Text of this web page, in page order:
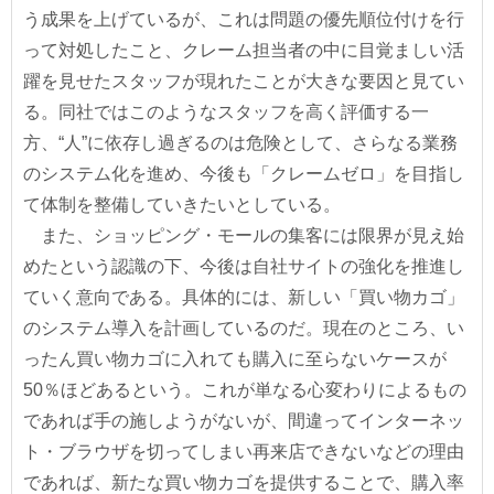
う成果を上げているが、これは問題の優先順位付けを行
って対処したこと、クレーム担当者の中に目覚ましい活
躍を見せたスタッフが現れたことが大きな要因と見てい
る。同社ではこのようなスタッフを高く評価する一
方、“人”に依存し過ぎるのは危険として、さらなる業務
のシステム化を進め、今後も「クレームゼロ」を目指し
て体制を整備していきたいとしている。
また、ショッピング・モールの集客には限界が見え始
めたという認識の下、今後は自社サイトの強化を推進し
ていく意向である。具体的には、新しい「買い物カゴ」
のシステム導入を計画しているのだ。現在のところ、い
ったん買い物カゴに入れても購入に至らないケースが
50％ほどあるという。これが単なる心変わりによるもの
であれば手の施しようがないが、間違ってインターネッ
ト・ブラウザを切ってしまい再来店できないなどの理由
であれば、新たな買い物カゴを提供することで、購入率